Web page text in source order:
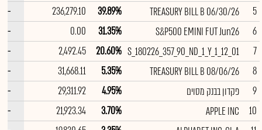
5
TREASURY BILL B 06/30/26
39.89%
236,279.10
--
6
S&P500 EMINI FUT Jun26
31.35%
0.00
--
7
S_180226_357_90_ND_1_Y_1_12_01
20.60%
2,492.45
--
8
TREASURY BILL B 08/06/26
5.35%
31,668.11
--
9
פקדון בבנק מסוים 4.95%
29,311.92
--
10
APPLE INC
3.70%
21,923.34
--